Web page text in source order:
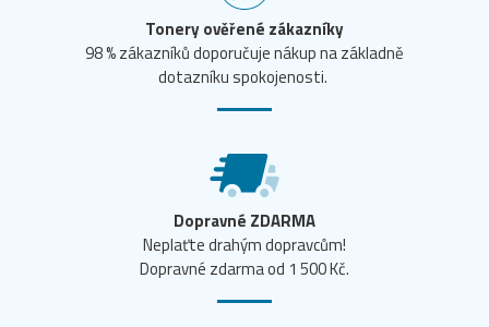
Tonery ověřené zákazníky
98 % zákazníků doporučuje nákup na základně
dotazníku spokojenosti.
Dopravné ZDARMA
Neplaťte drahým dopravcům!
Dopravné zdarma od 1 500 Kč.